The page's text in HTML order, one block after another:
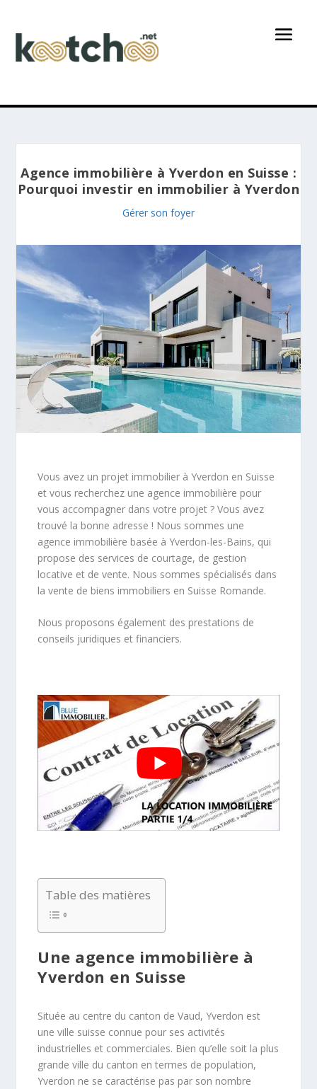
Agence immobilière à Yverdon en Suisse :
Pourquoi investir en immobilier à Yverdon
Gérer son foyer
Vous avez un projet immobilier à Yverdon en Suisse
et vous recherchez une agence immobilière pour
vous accompagner dans votre projet ? Vous avez
trouvé la bonne adresse ! Nous sommes une
agence immobilière basée à Yverdon-les-Bains, qui
propose des services de courtage, de gestion
locative et de vente. Nous sommes spécialisés dans
la vente de biens immobiliers en Suisse Romande.
Nous proposons également des prestations de
conseils juridiques et financiers.
Table des matières
Une agence immobilière à
Yverdon en Suisse
Située au centre du canton de Vaud, Yverdon est
une ville suisse connue pour ses activités
industrielles et commerciales. Bien qu’elle soit la plus
grande ville du canton en termes de population,
Yverdon ne se caractérise pas par son nombre